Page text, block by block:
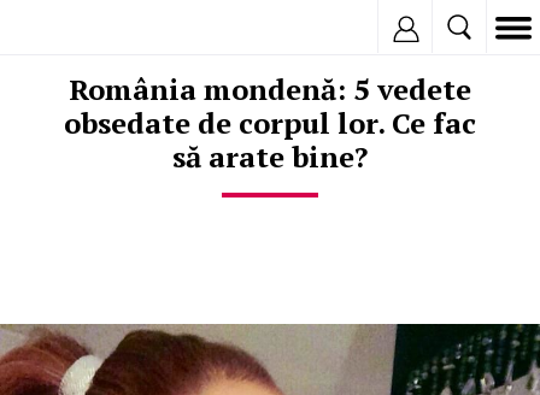
România mondenă: 5 vedete
obsedate de corpul lor. Ce fac
să arate bine?